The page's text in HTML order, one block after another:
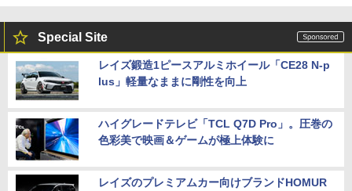
Special Site
レイズ鍛造1ピースアルミホイール「CE28 N-p
lus」軽量なままに剛性を向上
ハイグレードテレビ「TCL Q7D Pro」。圧巻の
色彩美で映画＆ゲームが極上体験に
レイズのプレミアムカー向けブランドHOMUR